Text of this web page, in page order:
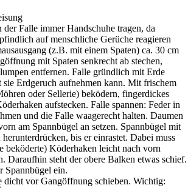
Falle immer Handschuhe tragen, da
auf menschliche Gerüche reagieren
(z.B. mit einem Spaten) ca. 30 cm
mit Spaten senkrecht ab stechen,
entfernen. Falle gründlich mit Erde
sie Erdgeruch aufnehmen kann. Mit frischem
oder Sellerie) beködern, fingerdickes
aufstecken. Falle spannen: Feder in
und die Falle waagerecht halten. Daumen
am Spannbügel an setzen. Spannbügel mit
bis er einrastet. Dabei muss
beköderte) Köderhaken leicht nach vorn
Daraufhin steht der obere Balken etwas schief.
Spannbügel ein.
dicht vor Gangöffnung schieben. Wichtig: